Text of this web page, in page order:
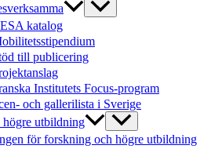
katalog
till publicering
Institutets Focus-program
och gallerilista i Sverige
utbildning
för forskning och högre utbildning